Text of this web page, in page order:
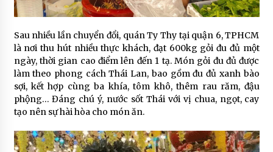
Sau nhiều lần chuyển đổi, quán Ty Thy tại quận 6, TPHCM
là nơi thu hút nhiều thực khách, đạt 600kg gỏi đu đủ một
ngày, thời gian cao điểm lên đến 1 tạ. Món gỏi đu đủ được
làm theo phong cách Thái Lan, bao gồm đu đủ xanh bào
sợi, kết hợp cùng ba khía, tôm khô, thêm rau răm, đậu
phộng… Đáng chú ý, nước sốt Thái với vị chua, ngọt, cay
tạo nên sự hài hòa cho món ăn.